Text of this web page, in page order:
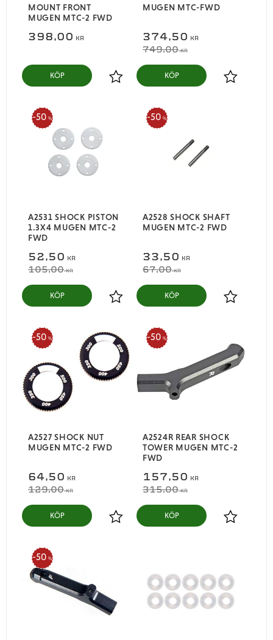
MOUNT FRONT
MUGEN MTC-2 FWD
398,00 KR
Lägg till i favoriter
KÖP
MUGEN MTC-FWD
374,50 KR
749,00KR
Lägg till i
KÖP
A2531 SHOCK PISTON
1.3X4 MUGEN MTC-2
FWD
52,50 KR
105,00KR
50 %
Lägg till i favoriter
KÖP
A2528 SHOCK SHAFT
MUGEN MTC-2 FWD
33,50 KR
67,00KR
50 %
Lägg till i
KÖP
A2527 SHOCK NUT
MUGEN MTC-2 FWD
64,50 KR
129,00KR
50 %
Lägg till i favoriter
KÖP
A2524R REAR SHOCK
TOWER MUGEN MTC-2
FWD
157,50 KR
315,00KR
50 %
Lägg till i
KÖP
50 %